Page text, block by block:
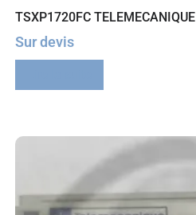
TSXP1720FC TELEMECANIQUE
Sur devis